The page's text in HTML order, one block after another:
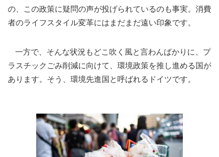
の、この政策に疑問の声が投げられているのも事実。消費
者のライフスタイル変革にはまだまだ遠い印象です。
一方で、そんな状況もどこ吹く風と言わんばかりに、プ
ラスチックごみ削減に向けて、環境政策を推し進める国が
あります。そう、環境先進国と呼ばれるドイツです。